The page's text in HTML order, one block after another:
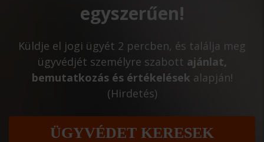
egyszerűen!
Küldje el jogi ügyét 2 percben, és találja meg
ügyvédjét személyre szabott ajánlat,
bemutatkozás és értékelések alapján!
(Hirdetés)
ÜGYVÉDET KERESEK